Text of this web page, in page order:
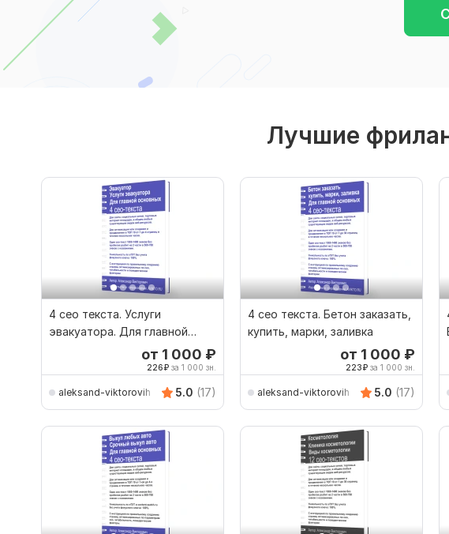
Лучшие
4 сео текста. Услуги
эвакуатора. Для главной
от 1 000 ₽
226₽ за 1 000 зн.
aleksand-viktorovih 5.0 (17)
4 сео текста. Бетон заказать,
купить, марки, заливка
от 1 000 ₽
223₽ за 1 000 зн.
aleksand-viktorovih 5.0 (17)